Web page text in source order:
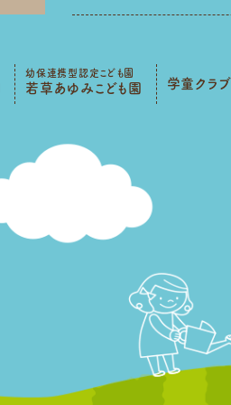
幼保連携型認定こども園
若草あゆみこども園 学童クラブ